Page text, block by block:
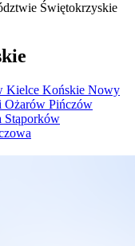
Świętokrzyskie
Kielce Końskie Nowy
Ożarów Pińczów
Stąporków